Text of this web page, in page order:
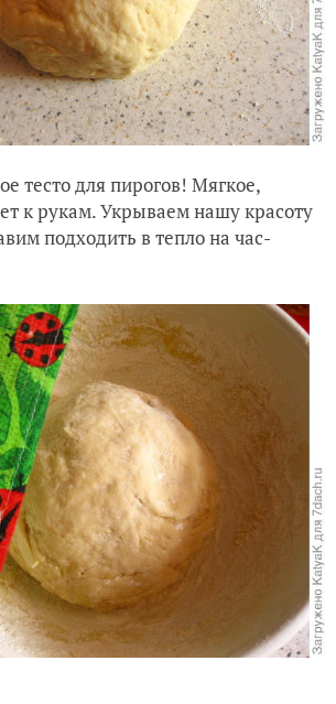
тесто для пирогов! Мягкое,
к рукам. Укрываем нашу красоту
подходить в тепло на час-